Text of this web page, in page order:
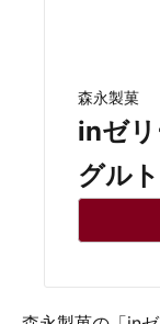
森永製菓
inゼ
グルト